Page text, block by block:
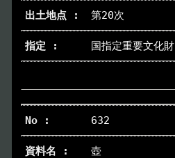
本日の博物館
博物館のご案内
アクセス
第20次
国指定重要文化財
632
壺